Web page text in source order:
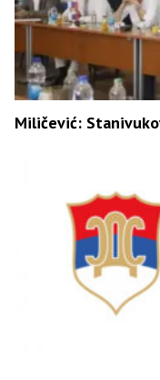
Miličević: